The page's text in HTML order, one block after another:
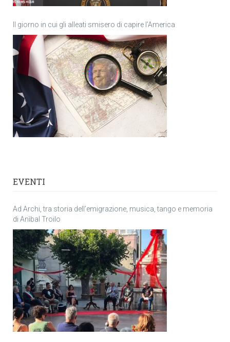
Il giorno in cui gli alleati smisero di capire l’America
EVENTI
Ad Archi, tra storia dell’emigrazione, musica, tango e memoria
di Anìbal Troilo